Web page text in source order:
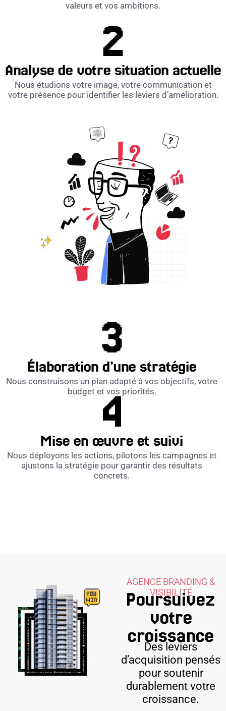
valeurs et vos ambitions.
Analyse de votre situation actuelle
Nous étudions votre image, votre communication et
votre présence pour identifier les leviers d’amélioration.
Élaboration d’une stratégie
Nous construisons un plan adapté à vos objectifs, votre
budget et vos priorités.
Mise en œuvre et suivi
Nous déployons les actions, pilotons les campagnes et
ajustons la stratégie pour garantir des résultats
concrets.
AGENCE BRANDING &
VISIBILITÉ
Poursuivez
votre
croissance
Des leviers
d’acquisition pensés
pour soutenir
durablement votre
croissance.